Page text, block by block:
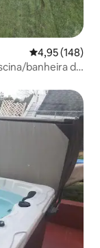
4,95 de uma
4,95 (148)
banheira de